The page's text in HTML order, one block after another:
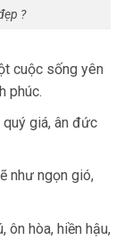
?
cuộc sống yên
phúc.
giá, ân đức
như ngọn gió,
ôn hòa, hiền hậu,